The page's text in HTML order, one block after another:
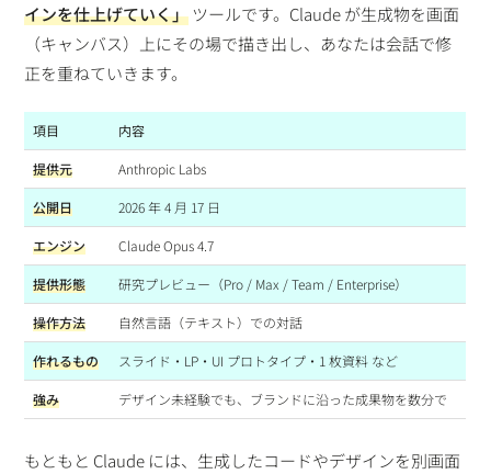
インを仕上げていく」 ツールです。Claude が生成物を画面
（キャンバス）上にその場で描き出し、あなたは会話で修
正を重ねていきます。
項目 内容
提供元 Anthropic Labs
公開日 2026 年 4 月 17 日
エンジン Claude Opus 4.7
提供形態 研究プレビュー（Pro / Max / Team / Enterprise）
操作方法 自然言語（テキスト）での対話
作れるもの スライド・LP・UI プロトタイプ・1 枚資料 など
強み デザイン未経験でも、ブランドに沿った成果物を数分で
もともと Claude には、生成したコードやデザインを別画面